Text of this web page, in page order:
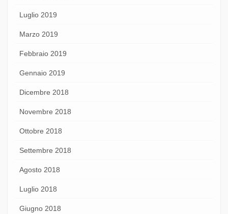
Luglio 2019
Marzo 2019
Febbraio 2019
Gennaio 2019
Dicembre 2018
Novembre 2018
Ottobre 2018
Settembre 2018
Agosto 2018
Luglio 2018
Giugno 2018